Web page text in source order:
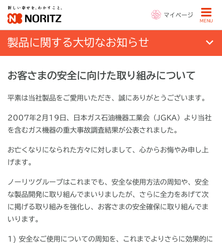
マイページ
MENU
製品に関する大切なお知らせ
お客さまの安全に向けた取り組みについて
平素は当社製品をご愛用いただき、誠にありがとうございます。
2007年2月19日、日本ガス石油機器工業会（JGKA）より当社
を含むガス機器の重大事故調査結果が公表されました。
お亡くなりになられた方々に対しまして、心からお悔やみ申し上
げます。
ノーリツグループはこれまでも、安全な使用方法の周知や、安全
な製品開発に取り組んでまいりましたが、さらに全力をあげて次
に掲げる取り組みを強化し、お客さまの安全確保に取り組んでま
いります。
1) 安全なご使用についての周知を、これまでよりさらに効果的に